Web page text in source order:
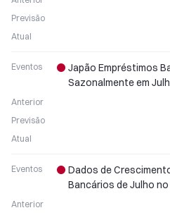
Previsão
Atual
Eventos
Japão Empréstimos
Sazonalmente em
Anterior
Previsão
Atual
Eventos
Dados de
Bancários de Julho
Anterior